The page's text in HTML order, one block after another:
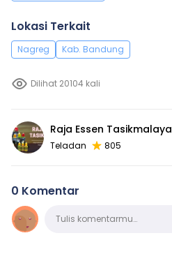
Lokasi Terkait
Nagreg Kab. Bandung
Dilihat 20104 kali
Raja Essen Tasikmalaya
Teladan 805
0 Komentar
KomentarTulis komentarmu…